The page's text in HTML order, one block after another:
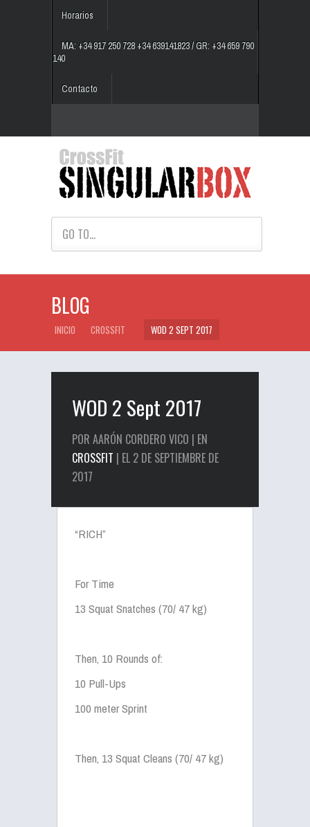
Horarios
MA: +34 917 250 728 +34 639141823 / GR: +34 659 790
140
Contacto
GO TO...
BLOG
INICIO CROSSFIT WOD 2 SEPT 2017
WOD 2 Sept 2017
POR AARÓN CORDERO VICO | EN
CROSSFIT | EL 2 DE SEPTIEMBRE DE
2017
“RICH”
For Time
13 Squat Snatches (70/ 47 kg)
Then, 10 Rounds of:
10 Pull-Ups
100 meter Sprint
Then, 13 Squat Cleans (70/ 47 kg)